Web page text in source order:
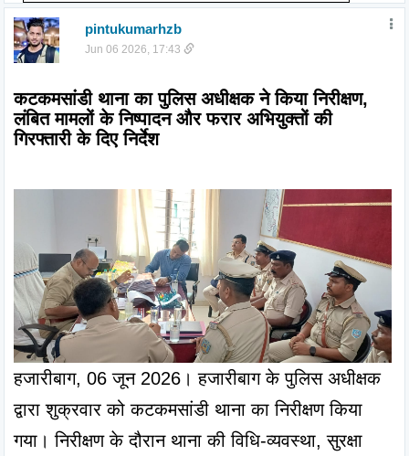
pintukumarhzb
Jun 06 2026, 17:43
कटकमसांडी थाना का पुलिस अधीक्षक ने किया निरीक्षण,
लंबित मामलों के निष्पादन और फरार अभियुक्तों की
गिरफ्तारी के दिए निर्देश
हजारीबाग, 06 जून 2026। हजारीबाग के पुलिस अधीक्षक
द्वारा शुक्रवार को कटकमसांडी थाना का निरीक्षण किया
गया। निरीक्षण के दौरान थाना की विधि-व्यवस्था, सुरक्षा